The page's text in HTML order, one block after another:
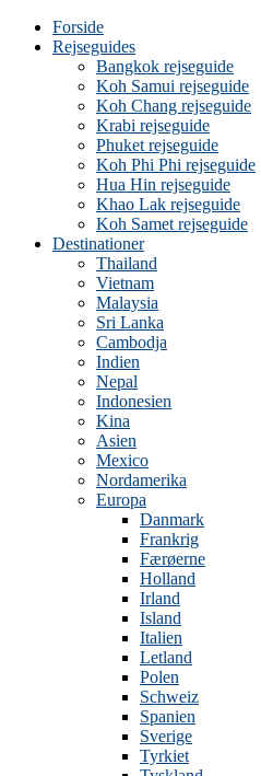
Forside
Rejseguides
Bangkok rejseguide
Koh Samui rejseguide
Koh Chang rejseguide
Krabi rejseguide
Phuket rejseguide
Koh Phi Phi rejseguide
Hua Hin rejseguide
Khao Lak rejseguide
Koh Samet rejseguide
Destinationer
Thailand
Vietnam
Malaysia
Sri Lanka
Cambodja
Indien
Nepal
Indonesien
Kina
Asien
Mexico
Nordamerika
Europa
Danmark
Frankrig
Færøerne
Holland
Irland
Island
Italien
Letland
Polen
Schweiz
Spanien
Sverige
Tyrkiet